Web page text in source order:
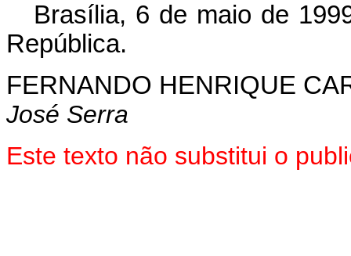
Brasília, 6 de maio de
República.
FERNANDO HENRIQUE
José Serra
Este texto não substitui o